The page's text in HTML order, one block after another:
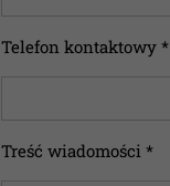
Telefon kontaktowy *
Treść wiadomości *